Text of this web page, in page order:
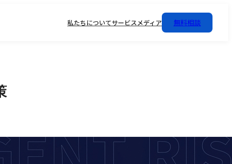
私たちについてサービスメディア 無料相談